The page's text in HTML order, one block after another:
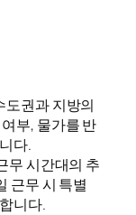
도권과 지방의
부, 물가를 반
다.
무 시간대의 추
근무 시 특별
니다.